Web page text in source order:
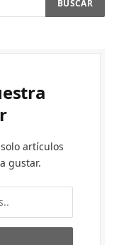
artículos
gustar.